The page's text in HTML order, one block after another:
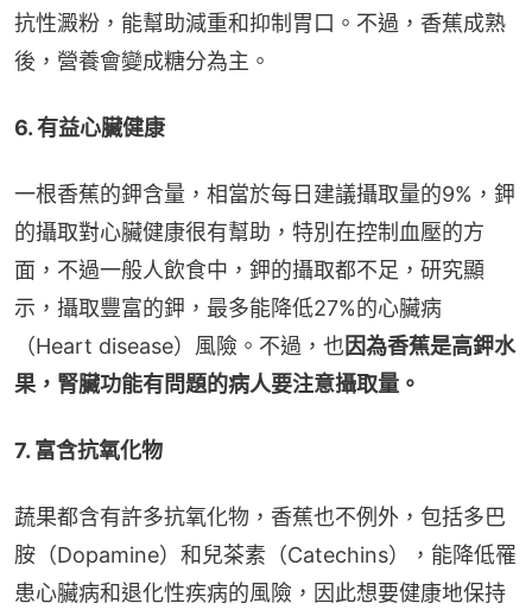
抗性澱粉，能幫助減重和抑制胃口。不過，香蕉成熟
後，營養會變成糖分為主。
6. 有益心臟健康
一根香蕉的鉀含量，相當於每日建議攝取量的9%，鉀
的攝取對心臟健康很有幫助，特別在控制血壓的方
面，不過一般人飲食中，鉀的攝取都不足，研究顯
示，攝取豐富的鉀，最多能降低27%的心臟病
（Heart disease）風險。不過，也因為香蕉是高鉀水
果，腎臟功能有問題的病人要注意攝取量。
7. 富含抗氧化物
蔬果都含有許多抗氧化物，香蕉也不例外，包括多巴
胺（Dopamine）和兒茶素（Catechins），能降低罹
患心臟病和退化性疾病的風險，因此想要健康地保持